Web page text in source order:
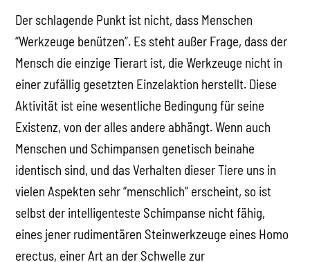
Der schlagende Punkt ist nicht, dass Menschen
“Werkzeuge benützen”. Es steht außer Frage, dass der
Mensch die einzige Tierart ist, die Werkzeuge nicht in
einer zufällig gesetzten Einzelaktion herstellt. Diese
Aktivität ist eine wesentliche Bedingung für seine
Existenz, von der alles andere abhängt. Wenn auch
Menschen und Schimpansen genetisch beinahe
identisch sind, und das Verhalten dieser Tiere uns in
vielen Aspekten sehr “menschlich” erscheint, so ist
selbst der intelligenteste Schimpanse nicht fähig,
eines jener rudimentären Steinwerkzeuge eines Homo
erectus, einer Art an der Schwelle zur